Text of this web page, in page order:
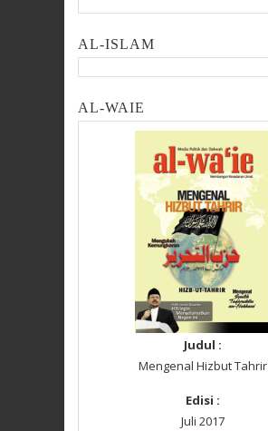
AL-ISLAM
AL-WAIE
Judul :
Mengenal Hizbut Tahrir
Edisi :
Juli 2017